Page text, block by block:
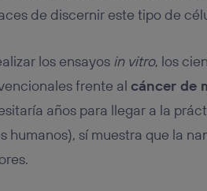
de discernir este tipo de
los ensayos in vitro, los
frente al cáncer de
años para llegar a la
humanos), sí muestra que la